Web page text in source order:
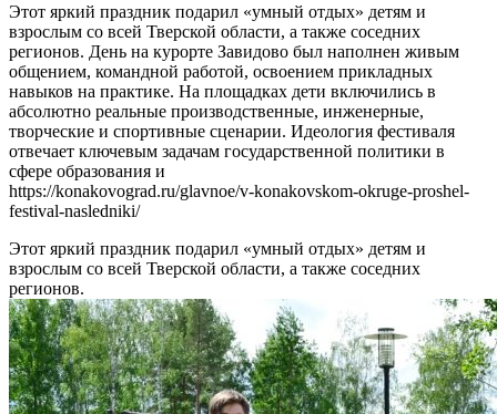
Этот яркий праздник подарил «умный отдых» детям и
взрослым со всей Тверской области, а также соседних
регионов. День на курорте Завидово был наполнен живым
общением, командной работой, освоением прикладных
навыков на практике. На площадках дети включились в
абсолютно реальные производственные, инженерные,
творческие и спортивные сценарии. Идеология фестиваля
отвечает ключевым задачам государственной политики в
сфере образования и
https://konakovograd.ru/glavnoe/v-konakovskom-okruge-proshel-
festival-nasledniki/
Этот яркий праздник подарил «умный отдых» детям и
взрослым со всей Тверской области, а также соседних
регионов.